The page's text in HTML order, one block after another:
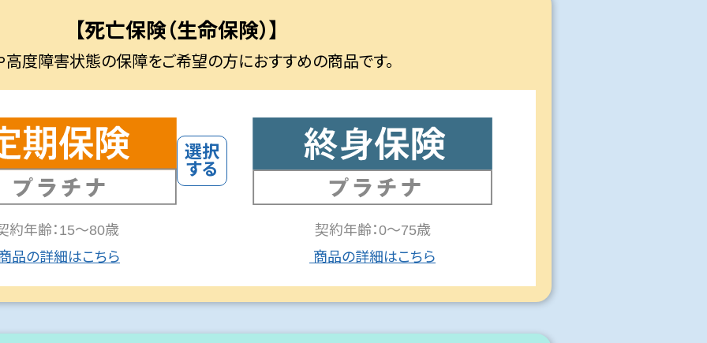
【死亡保険（生命保険）】
高度障害状態の保障をご希望の方におすすめの商品です。
約年齢：15～80歳
品の詳細はこちら
契約年齢：0～75歳
商品の詳細はこちら